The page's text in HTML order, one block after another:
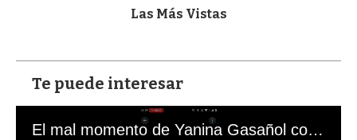
Las Más Vistas
Te puede interesar
El mal momento de Yanina Gasañol con un hincha argentino en "Subrayado"